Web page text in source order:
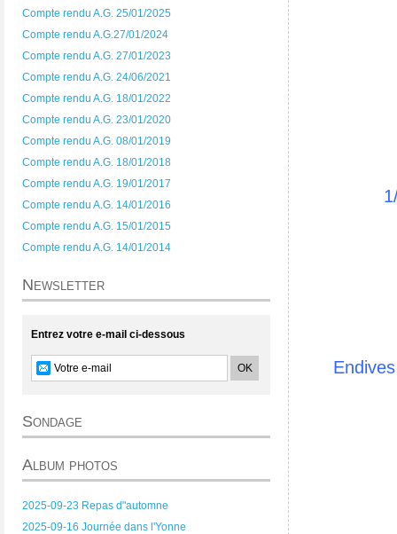
Compte rendu A.G. 25/01/2025
Compte rendu A.G.27/01/2024
Compte rendu A.G. 27/01/2023
Compte rendu A.G. 24/06/2021
Compte rendu A.G. 18/01/2022
Compte rendu A.G. 23/01/2020
Compte rendu A.G. 08/01/2019
Compte rendu A.G. 18/01/2018
Compte rendu A.G. 19/01/2017
Compte rendu A.G. 14/01/2016
Compte rendu A.G. 15/01/2015
Compte rendu A.G. 14/01/2014
Newsletter
Entrez votre e-mail ci-dessous
Sondage
Album photos
2025-09-23 Repas d"automne
2025-09-16 Journée dans l'Yonne